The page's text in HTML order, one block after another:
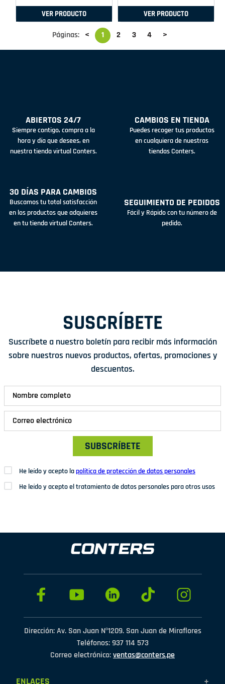
VER PRODUCTO VER PRODUCTO
Páginas: < 1 2 3 4 >
ABIERTOS 24/7
Siempre contigo, compra a la
hora y día que desees, en
nuestra tienda virtual Conters.
CAMBIOS EN TIENDA
Puedes recoger tus productos
en cualquiera de nuestras
tiendas Conters.
30 DÍAS PARA CAMBIOS
Buscamos tu total satisfacción
en los productos que adquieres
en tu tienda virtual Conters.
SEGUIMIENTO DE PEDIDOS
Fácil y Rápido con tu número de
pedido.
SUSCRÍBETE
Suscríbete a nuestro boletín para recibir más información
sobre nuestros nuevos productos, ofertas, promociones y
descuentos.
SUBSCRÍBETE
He leído y acepto lapolítica de protección de datos personales
He leído y acepto el tratamiento de datos personales para otros usos
Dirección: Av. San Juan Nº1209. San Juan de Miraflores
Teléfonos: 937 114 573
Correo electrónico:ventas@conters.pe
ENLACES +